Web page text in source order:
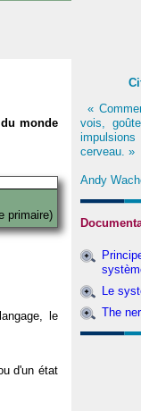
monde
primaire)
le
d'un état
«
vois,
cerveau. »
Andy
Le
The